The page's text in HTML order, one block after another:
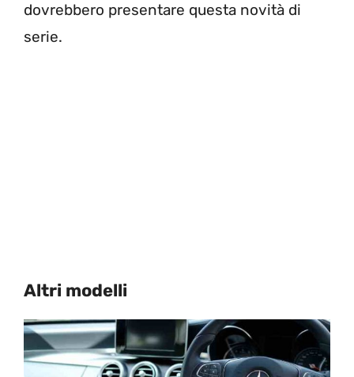
dovrebbero presentare questa novità di
serie.
Altri modelli